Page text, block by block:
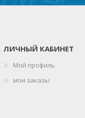
ЛИЧНЫЙ КАБИНЕТ
Мой профиль
мои заказы